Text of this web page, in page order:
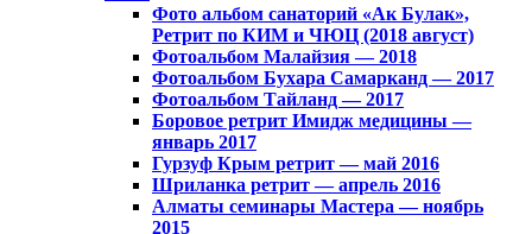
Фото альбом санаторий «Ак Булак»,
Ретрит по КИМ и ЧЮЦ (2018 август)
Фотоальбом Малайзия — 2018
Фотоальбом Бухара Самарканд — 2017
Фотоальбом Тайланд — 2017
Боровое ретрит Имидж медицины —
январь 2017
Гурзуф Крым ретрит — май 2016
Шриланка ретрит — апрель 2016
Алматы семинары Мастера — ноябрь
2015